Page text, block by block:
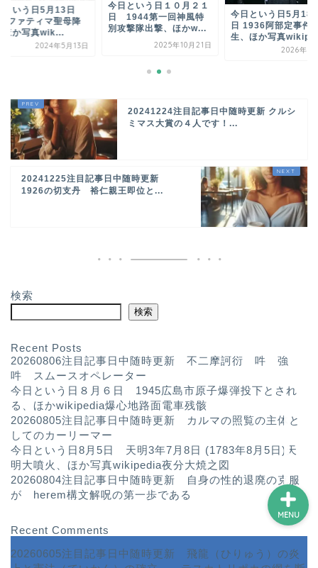
日
今日という日１０月２１
日 1944第一回神風特
別攻撃隊出撃、ほかw...
2025年10月21日
今日という日5月18
日 1936阿部定事件発
生、ほか写真wikip...
2026年5月18日
今日と
1917フ
臨、ほ
20241224注目記事日中随時更新 クルシ
ミマス大賞の４人です！...
20241225注目記事日中随時更新
1926の切支丹 裕仁親王即位と...
検索
検索
Recent Posts
20260806注目記事日中随時更新 不二摩訶衍 吽 強
吽 スムースオペレーター
今日という日８月６日 1945広島市原子爆弾投下とされ
る、ほかwikipedia爆心地路面電車残骸
20260805注目記事日中随時更新 カルマの照覧の主体と
してのカーリーマー
今日という日8月5日 天明3年7月8日 (1783年8月5日)天
明大噴火、ほか写真wikipedia夜分大焼之図
20260804注目記事日中随時更新 自身の性的退廃の克服
が herem構文解呪の第一歩である
Recent Comments
20260605注目記事日中随時更新 飛龍（ひりゅう）の炎
MENU
ランキング